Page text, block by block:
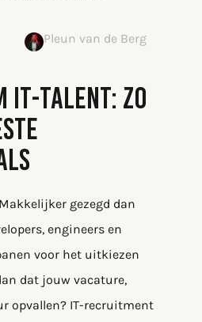
Pleun van de Berg
IT-TALENT: ZO
gezegd dan
engineers en
voor het uitkiezen
dat jouw vacature,
opvallen? IT-recruitment